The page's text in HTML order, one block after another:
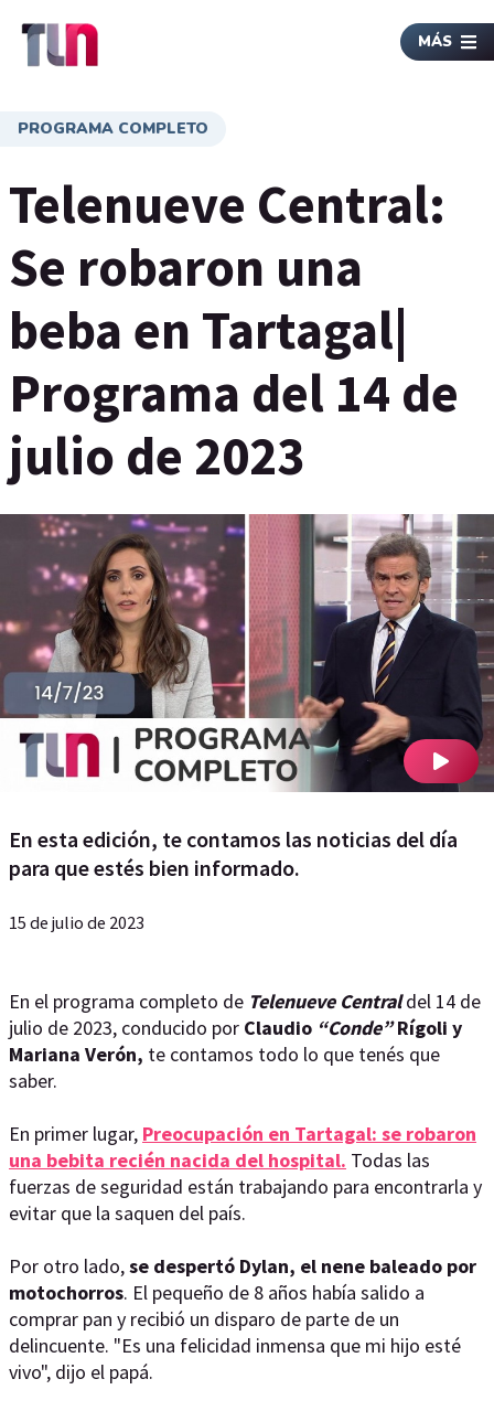
MÁS
PROGRAMA COMPLETO
Telenueve Central:
Se robaron una
beba en Tartagal|
Programa del 14 de
julio de 2023
En esta edición, te contamos las noticias del día
para que estés bien informado.
15 de julio de 2023
En el programa completo de Telenueve Centraldel 14 de
julio de 2023, conducido por Claudio “Conde”Rígoli y
Mariana Verón, te contamos todo lo que tenés que
saber.
En primer lugar, Preocupación en Tartagal: se robaron
una bebita recién nacida del hospital. Todas las
fuerzas de seguridad están trabajando para encontrarla y
evitar que la saquen del país.
Por otro lado,se despertó Dylan, el nene baleado por
motochorros. El pequeño de 8 años había salido a
comprar pan y recibió un disparo de parte de un
delincuente. "Es una felicidad inmensa que mi hijo esté
vivo", dijo el papá.